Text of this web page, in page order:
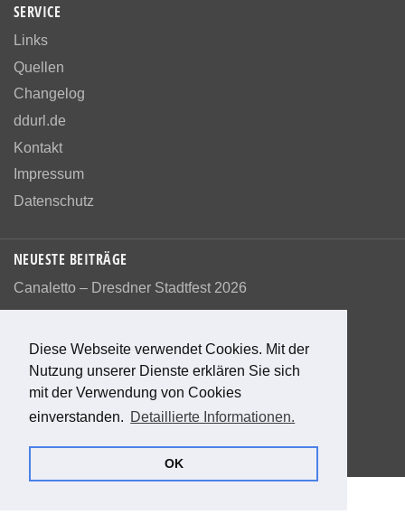
Diese Webseite verwendet Cookies. Mit der
Nutzung unserer Dienste erklären Sie sich
mit der Verwendung von Cookies
einverstanden. Detaillierte Informationen.
OK
SERVICE
Links
Quellen
Changelog
ddurl.de
Kontakt
Impressum
Datenschutz
NEUESTE BEITRÄGE
Canaletto – Dresdner Stadtfest 2026
Bewerte diese Seite